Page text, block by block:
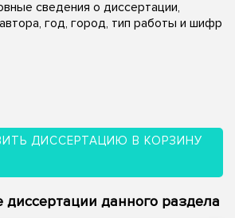
сведения о диссертации,
год, город, тип работы и шифр
ДИССЕРТАЦИЮ В КОРЗИНУ
данного раздела